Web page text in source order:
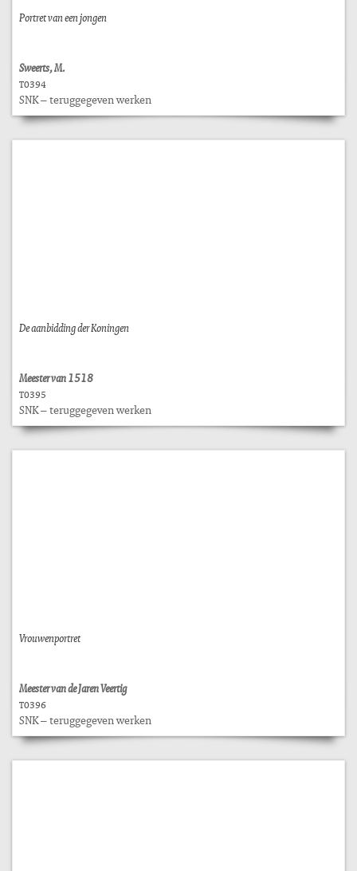
Portret van een jongen
Sweerts, M.
T0394
SNK – teruggegeven werken
De aanbidding der Koningen
Meester van 1518
T0395
SNK – teruggegeven werken
Vrouwenportret
Meester van de Jaren Veertig
T0396
SNK – teruggegeven werken